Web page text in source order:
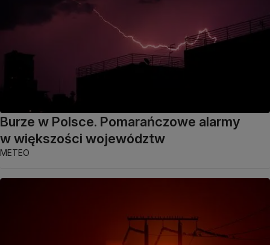
Burze w Polsce. Pomarańczowe alarmy
w większości województw
METEO